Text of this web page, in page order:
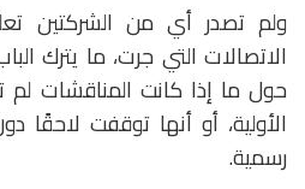
ولم تصدر أي من الشركتين
الاتصالات التي جرت، ما يترك
حول ما إذا كانت المناقشات لم
الأولية، أو أنها توقفت
رسمية.